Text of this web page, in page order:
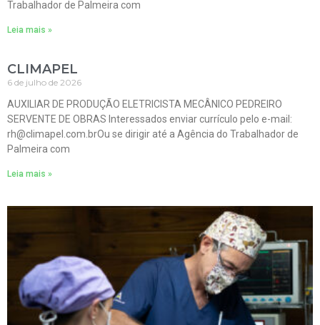
Trabalhador de Palmeira com
Leia mais »
CLIMAPEL
6 de julho de 2026
AUXILIAR DE PRODUÇÃO ELETRICISTA MECÂNICO PEDREIRO
SERVENTE DE OBRAS Interessados enviar currículo pelo e-mail:
rh@climapel.com.brOu se dirigir até a Agência do Trabalhador de
Palmeira com
Leia mais »